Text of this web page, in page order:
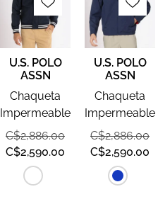
U.S. POLO
ASSN
Chaqueta
Impermeable
C$2,886.00
C$2,590.00
U.S. POLO
ASSN
Chaqueta
Impermeable
C$2,886.00
C$2,590.00